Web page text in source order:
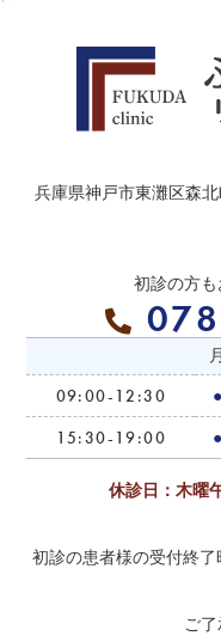
システムが復旧致しま
宜しくお願い申し上げ
夏期休暇のお
２０２６年８
（日）を夏期休暇と
ご迷惑をお掛け致しま
げます。
2026.07.03
非常勤の理学
兵庫県神戸市東灘区森
初診の方
月
09:00-12:30 ●
15:30-19:00 ●
休診日：木曜
初診の患者様の受付終
ご了